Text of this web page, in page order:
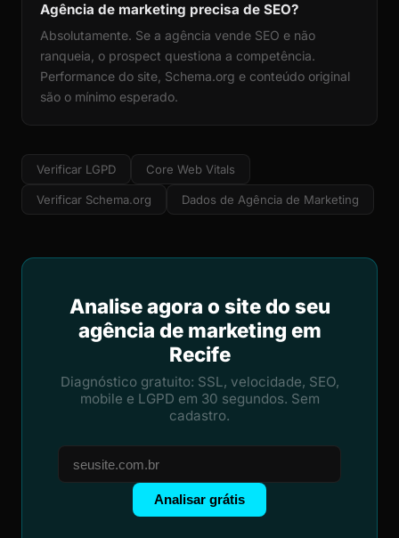
Agência de marketing precisa de SEO?
Absolutamente. Se a agência vende SEO e não
ranqueia, o prospect questiona a competência.
Performance do site, Schema.org e conteúdo original
são o mínimo esperado.
Verificar LGPD Core Web Vitals
Verificar Schema.org Dados de Agência de Marketing
Analise agora o site do seu
agência de marketing em
Recife
Diagnóstico gratuito: SSL, velocidade, SEO,
mobile e LGPD em 30 segundos. Sem
cadastro.
Analisar grátis